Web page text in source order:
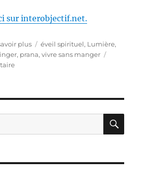
sur interobjectif.net.
plus Étiquettes
éveil spirituel, Lumière,
, prana,vivre sans manger
sur
Peter-
Straubinger